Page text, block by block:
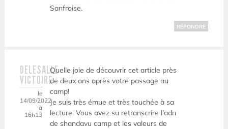
Sanfroise.
RÉPONDRE
DELESALLE
VICTOIRE
le
14/09/2022
à
16h13
Quelle joie de découvrir cet article près
de deux ans après votre passage au
camp!
Je suis très émue et très touchée à sa
lecture. Vous avez su retranscrire l’adn
de shandavu camp et les valeurs de